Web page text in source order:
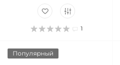
1
Популярный